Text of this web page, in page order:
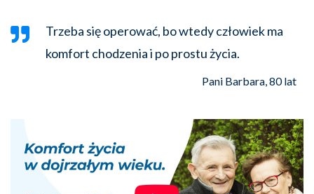
Trzeba się operować, bo wtedy człowiek ma
komfort chodzenia i po prostu życia.
Pani Barbara, 80 lat